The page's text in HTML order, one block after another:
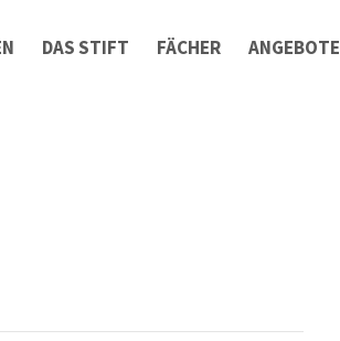
DAS STIFT FÄCHER ANGEBOTE